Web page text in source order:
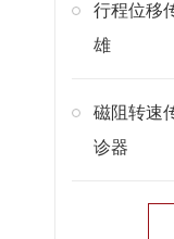
行程位移
雄
磁阻转速
诊器